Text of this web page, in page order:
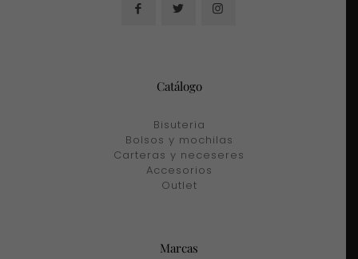
Catálogo
Bisuteria
Bolsos y mochilas
Carteras y neceseres
Accesorios
Outlet
Marcas